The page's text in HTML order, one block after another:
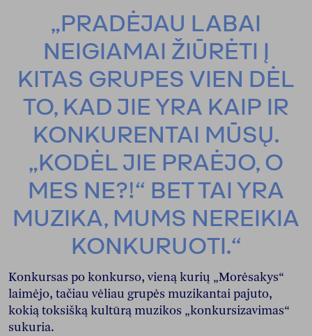
„PRADĖJAU LABAI
NEIGIAMAI ŽIŪRĖTI Į
KITAS GRUPES VIEN DĖL
TO, KAD JIE YRA KAIP IR
KONKURENTAI MŪSŲ.
„KODĖL JIE PRAĖJO, O
MES NE?!“ BET TAI YRA
MUZIKA, MUMS NEREIKIA
KONKURUOTI.“
Konkursas po konkurso, vieną kurių „Morėsakys“
laimėjo, tačiau vėliau grupės muzikantai pajuto,
kokią toksišką kultūrą muzikos „konkursizavimas“
sukuria.